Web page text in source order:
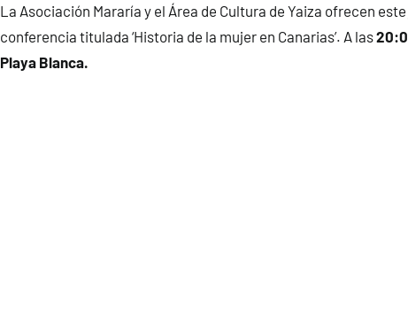
La Asociación Mararía y el Área de Cultura de Yaiza ofrecen este
conferencia titulada ‘Historia de la mujer en Canarias’. A las
Playa Blanca.